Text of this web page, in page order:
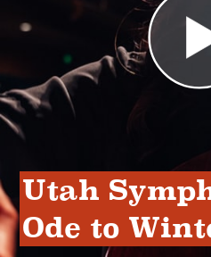
Utah
Ode to